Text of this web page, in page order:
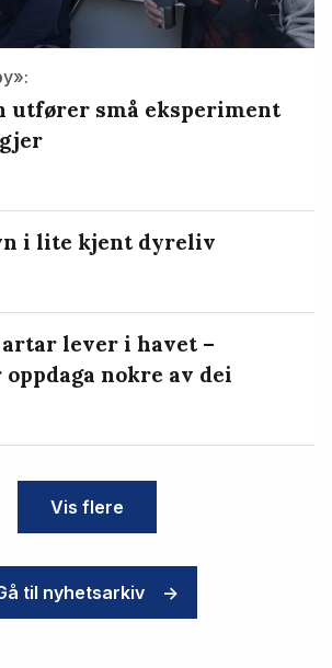
utfører små eksperiment
i lite kjent dyreliv
lever i havet –
oppdaga nokre av dei
Vis flere
til nyhetsarkiv ->